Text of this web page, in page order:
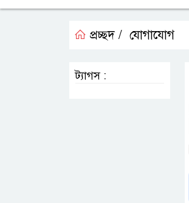
প্রচ্ছদ / যোগাযোগ
ট্যাগস :